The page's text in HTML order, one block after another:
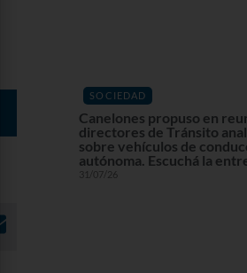
SOCIEDAD
Canelones propuso en
directores de Tránsito
sobre vehículos de
autónoma. Escuchá la
31/07/26